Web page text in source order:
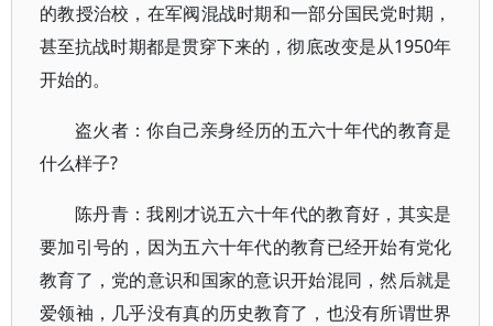
的教授治校，在军阀混战时期和一部分国民党时期，
甚至抗战时期都是贯穿下来的，彻底改变是从1950年
开始的。
盗火者：你自己亲身经历的五六十年代的教育是
什么样子?
陈丹青：我刚才说五六十年代的教育好，其实是
要加引号的，因为五六十年代的教育已经开始有党化
教育了，党的意识和国家的意识开始混同，然后就是
爱领袖，几乎没有真的历史教育了，也没有所谓世界